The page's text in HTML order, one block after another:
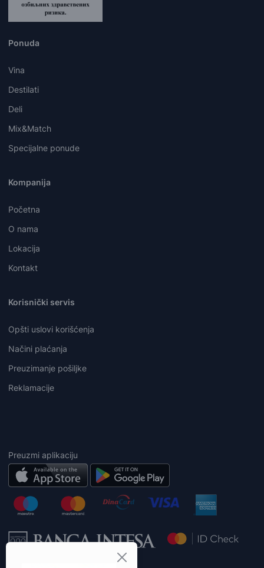
Ponuda
Vina
Destilati
Deli
Mix&Match
Specijalne ponude
Kompanija
Početna
O nama
Lokacija
Kontakt
Korisnički servis
Opšti uslovi korišćenja
Načini plaćanja
Preuzimanje pošiljke
Reklamacije
Preuzmi aplikaciju